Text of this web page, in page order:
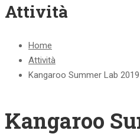
Attività
Home
Attività
Kangaroo Summer Lab 2019
Kangaroo